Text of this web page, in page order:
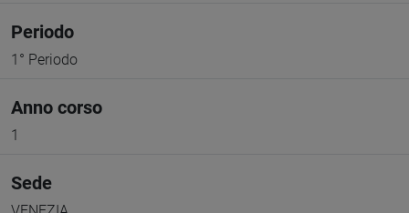
Periodo
1° Periodo
Anno corso
1
Sede